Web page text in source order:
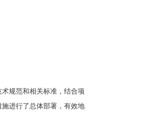
规范和相关标准，结合项
进行了总体部署，有效地